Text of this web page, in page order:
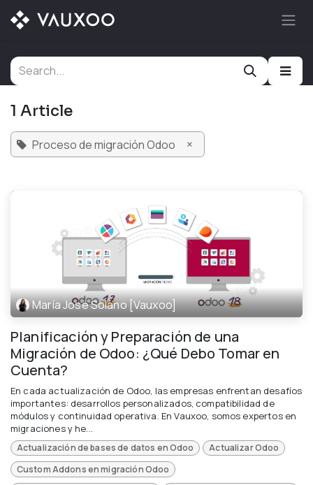
Skip to Content
1 Article
Proceso de migración Odoo ×
María José Solano [Vauxoo]
Planificación y Preparación de una
Migración de Odoo: ¿Qué Debo Tomar en
Cuenta?
En cada actualización de Odoo, las empresas enfrentan desafíos
importantes: desarrollos personalizados, compatibilidad de
módulos y continuidad operativa. En Vauxoo, somos expertos en
migraciones y he...
Actualización de bases de datos en Odoo
Actualizar Odoo
Custom Addons en migración Odoo